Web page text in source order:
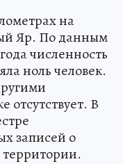
на
Яр. По данным
численность
ноль человек.
В
записей о